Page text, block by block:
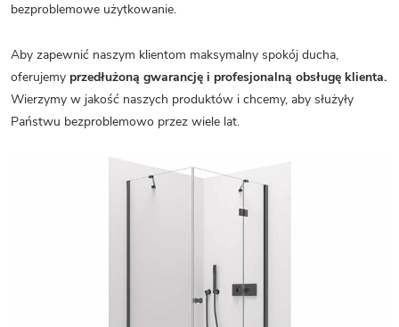
bezproblemowe użytkowanie.
Aby zapewnić naszym klientom maksymalny spokój ducha,
oferujemy przedłużoną gwarancję i profesjonalną obsługę klienta.
Wierzymy w jakość naszych produktów i chcemy, aby służyły
Państwu bezproblemowo przez wiele lat.